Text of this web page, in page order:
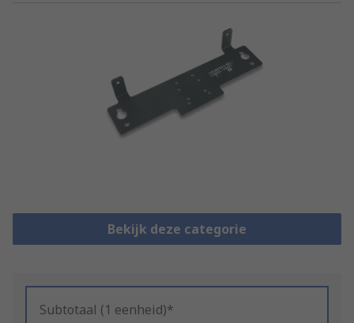
Bekijk deze categorie
Subtotaal (1 eenheid)*